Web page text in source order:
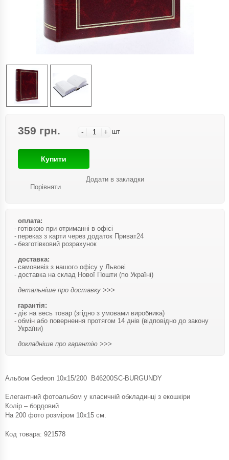
359 грн. - + шт
Купити
Порівняти
Додати в закладки
оплата:
готівкою при отриманні в офісі
переказ з карти через додаток Приват24
безготівковий розрахунок
доставка:
самовивіз з нашого офісу у Львові
доставка на склад Нової Пошти (по Україні)
детальніше про доставку >>>
гарантія:
діє на весь товар (згідно з умовами виробника)
обмін або повернення протягом 14 днів (відповідно до закону
України)
докладніше про гарантію >>>
Альбом Gedeon 10х15/200 B46200SC-BURGUNDY
Елегантний фотоальбом у класичній обкладинці з екошкіри
Колір – бордовий
На 200 фото розміром 10х15 см.
Код товара: 921578